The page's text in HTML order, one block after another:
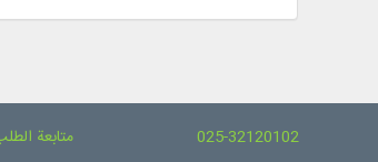
025-32120102 متابعة